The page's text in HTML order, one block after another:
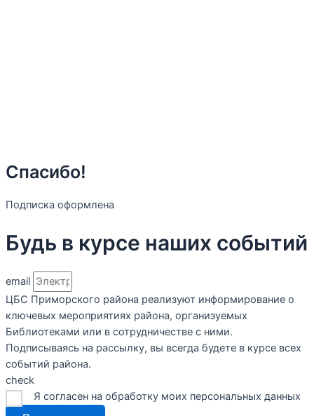
Спасибо!
Подписка оформлена
Будь в курсе наших событий
email
ЦБС Приморского района реализуют информирование о
ключевых мероприятиях района, организуемых
Библиотеками или в сотрудничестве с ними.
Подписываясь на рассылку, вы всегда будете в курсе всех
событий района.
check
Я согласен на обработку моих персональных данных